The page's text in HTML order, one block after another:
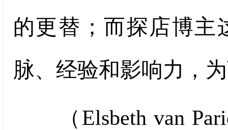
的更替；而探店博主
脉、经验和影响力，
（Elsbeth van